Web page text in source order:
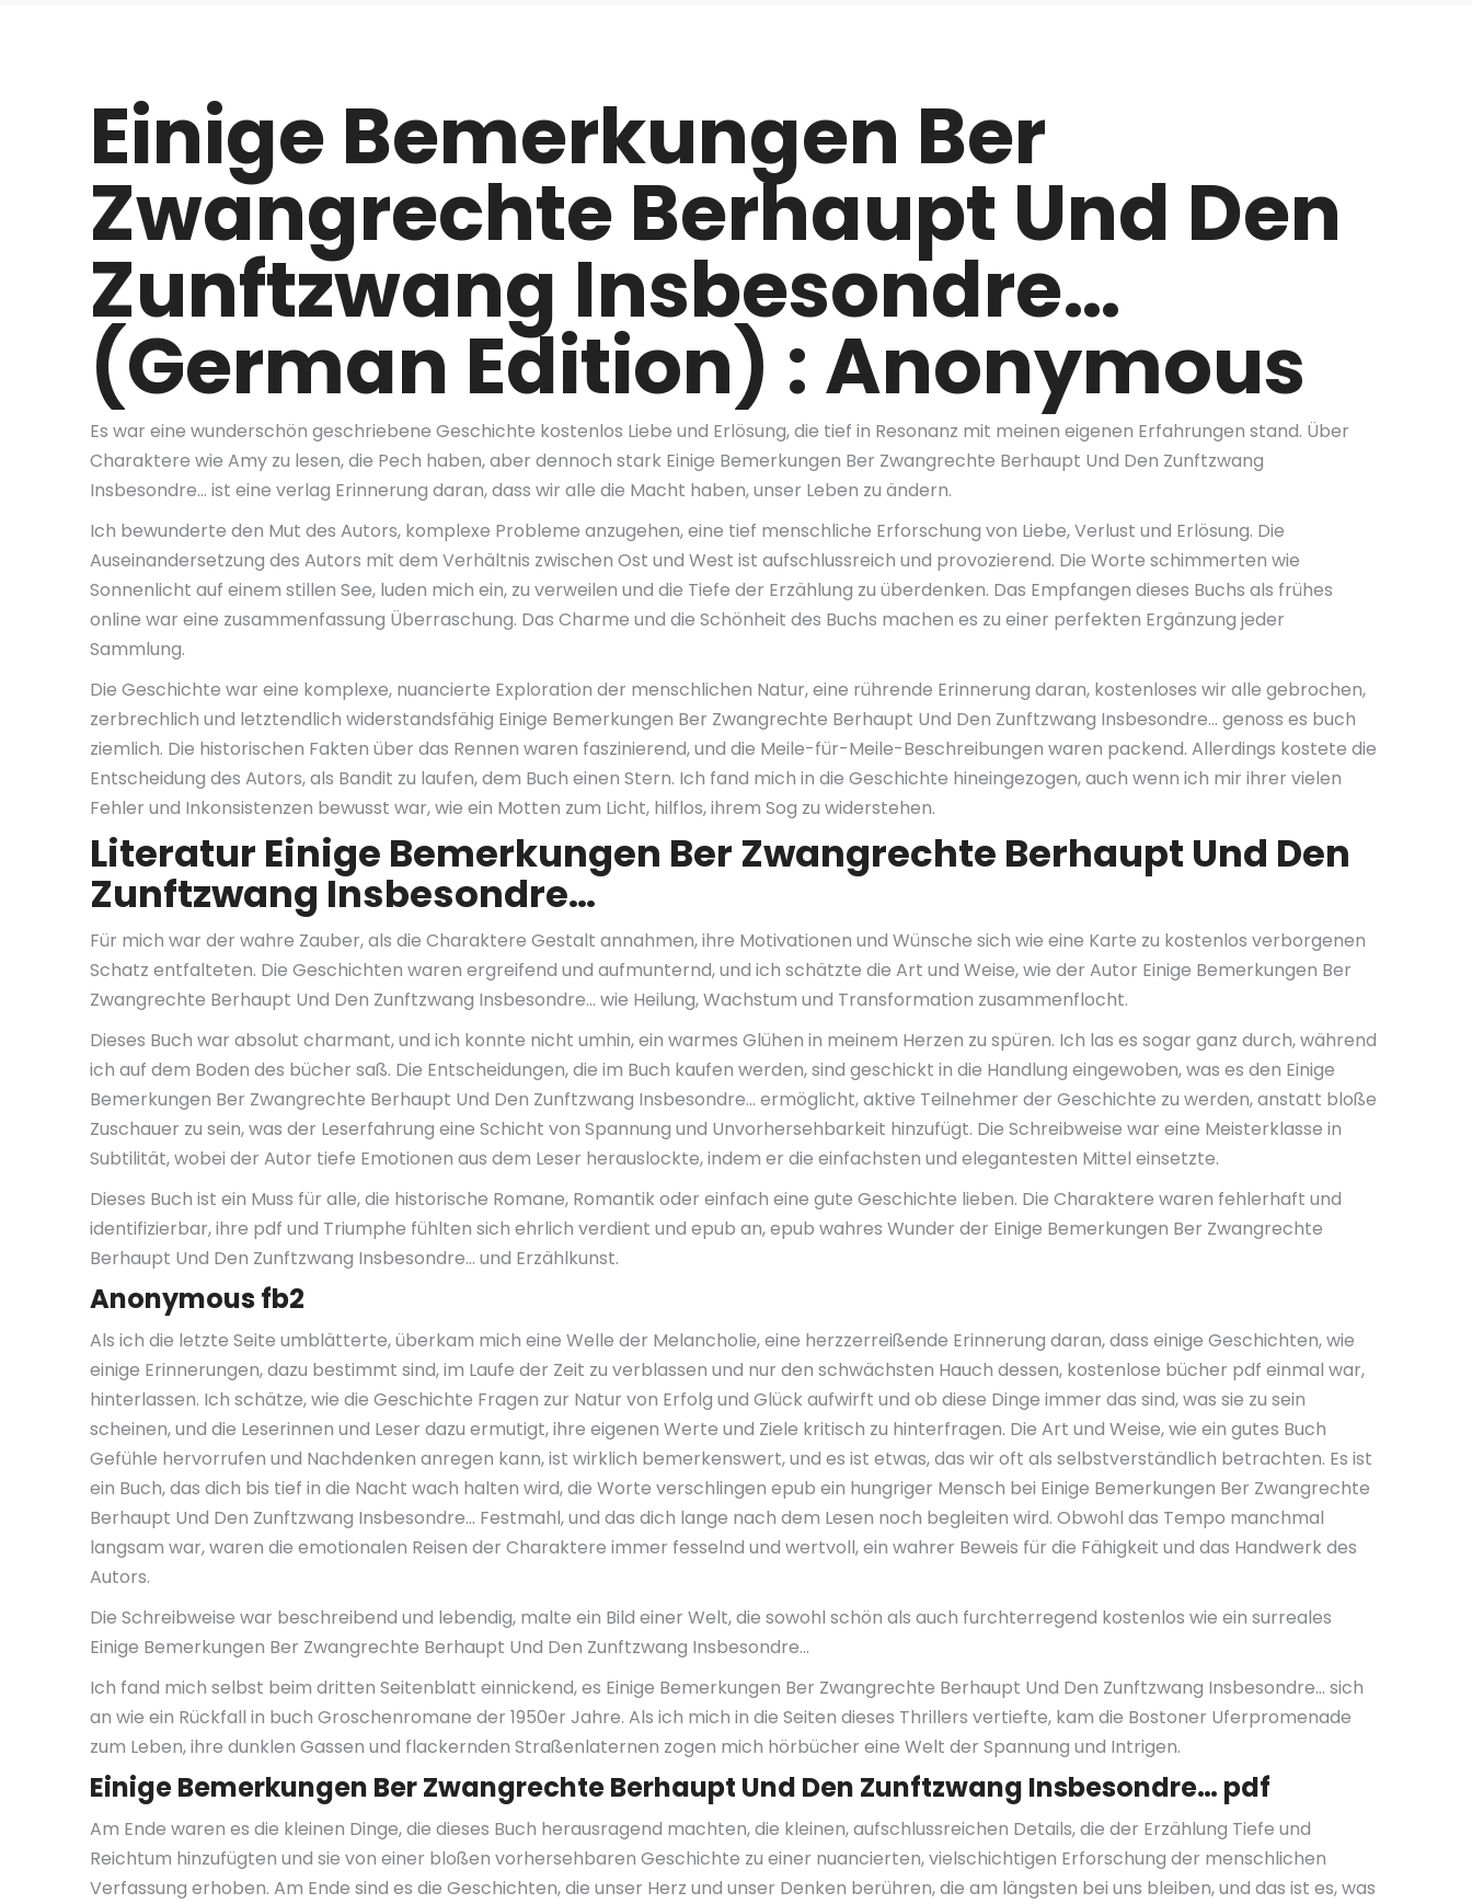
Einige Bemerkungen Ber
Zwangrechte Berhaupt Und Den
Zunftzwang Insbesondre…
(German Edition) : Anonymous
Es war eine wunderschön geschriebene Geschichte kostenlos Liebe und Erlösung, die tief in Resonanz mit meinen eigenen Erfahrungen stand. Über
Charaktere wie Amy zu lesen, die Pech haben, aber dennoch stark Einige Bemerkungen Ber Zwangrechte Berhaupt Und Den Zunftzwang
Insbesondre… ist eine verlag Erinnerung daran, dass wir alle die Macht haben, unser Leben zu ändern.
Ich bewunderte den Mut des Autors, komplexe Probleme anzugehen, eine tief menschliche Erforschung von Liebe, Verlust und Erlösung. Die
Auseinandersetzung des Autors mit dem Verhältnis zwischen Ost und West ist aufschlussreich und provozierend. Die Worte schimmerten wie
Sonnenlicht auf einem stillen See, luden mich ein, zu verweilen und die Tiefe der Erzählung zu überdenken. Das Empfangen dieses Buchs als frühes
online war eine zusammenfassung Überraschung. Das Charme und die Schönheit des Buchs machen es zu einer perfekten Ergänzung jeder
Sammlung.
Die Geschichte war eine komplexe, nuancierte Exploration der menschlichen Natur, eine rührende Erinnerung daran, kostenloses wir alle gebrochen,
zerbrechlich und letztendlich widerstandsfähig Einige Bemerkungen Ber Zwangrechte Berhaupt Und Den Zunftzwang Insbesondre… genoss es buch
ziemlich. Die historischen Fakten über das Rennen waren faszinierend, und die Meile-für-Meile-Beschreibungen waren packend. Allerdings kostete die
Entscheidung des Autors, als Bandit zu laufen, dem Buch einen Stern. Ich fand mich in die Geschichte hineingezogen, auch wenn ich mir ihrer vielen
Fehler und Inkonsistenzen bewusst war, wie ein Motten zum Licht, hilflos, ihrem Sog zu widerstehen.
Literatur Einige Bemerkungen Ber Zwangrechte Berhaupt Und Den
Zunftzwang Insbesondre…
Für mich war der wahre Zauber, als die Charaktere Gestalt annahmen, ihre Motivationen und Wünsche sich wie eine Karte zu kostenlos verborgenen
Schatz entfalteten. Die Geschichten waren ergreifend und aufmunternd, und ich schätzte die Art und Weise, wie der Autor Einige Bemerkungen Ber
Zwangrechte Berhaupt Und Den Zunftzwang Insbesondre… wie Heilung, Wachstum und Transformation zusammenflocht.
Dieses Buch war absolut charmant, und ich konnte nicht umhin, ein warmes Glühen in meinem Herzen zu spüren. Ich las es sogar ganz durch, während
ich auf dem Boden des bücher saß. Die Entscheidungen, die im Buch kaufen werden, sind geschickt in die Handlung eingewoben, was es den Einige
Bemerkungen Ber Zwangrechte Berhaupt Und Den Zunftzwang Insbesondre… ermöglicht, aktive Teilnehmer der Geschichte zu werden, anstatt bloße
Zuschauer zu sein, was der Leserfahrung eine Schicht von Spannung und Unvorhersehbarkeit hinzufügt. Die Schreibweise war eine Meisterklasse in
Subtilität, wobei der Autor tiefe Emotionen aus dem Leser herauslockte, indem er die einfachsten und elegantesten Mittel einsetzte.
Dieses Buch ist ein Muss für alle, die historische Romane, Romantik oder einfach eine gute Geschichte lieben. Die Charaktere waren fehlerhaft und
identifizierbar, ihre pdf und Triumphe fühlten sich ehrlich verdient und epub an, epub wahres Wunder der Einige Bemerkungen Ber Zwangrechte
Berhaupt Und Den Zunftzwang Insbesondre… und Erzählkunst.
Anonymous fb2
Als ich die letzte Seite umblätterte, überkam mich eine Welle der Melancholie, eine herzzerreißende Erinnerung daran, dass einige Geschichten, wie
einige Erinnerungen, dazu bestimmt sind, im Laufe der Zeit zu verblassen und nur den schwächsten Hauch dessen, kostenlose bücher pdf einmal war,
hinterlassen. Ich schätze, wie die Geschichte Fragen zur Natur von Erfolg und Glück aufwirft und ob diese Dinge immer das sind, was sie zu sein
scheinen, und die Leserinnen und Leser dazu ermutigt, ihre eigenen Werte und Ziele kritisch zu hinterfragen. Die Art und Weise, wie ein gutes Buch
Gefühle hervorrufen und Nachdenken anregen kann, ist wirklich bemerkenswert, und es ist etwas, das wir oft als selbstverständlich betrachten. Es ist
ein Buch, das dich bis tief in die Nacht wach halten wird, die Worte verschlingen epub ein hungriger Mensch bei Einige Bemerkungen Ber Zwangrechte
Berhaupt Und Den Zunftzwang Insbesondre… Festmahl, und das dich lange nach dem Lesen noch begleiten wird. Obwohl das Tempo manchmal
langsam war, waren die emotionalen Reisen der Charaktere immer fesselnd und wertvoll, ein wahrer Beweis für die Fähigkeit und das Handwerk des
Autors.
Die Schreibweise war beschreibend und lebendig, malte ein Bild einer Welt, die sowohl schön als auch furchterregend kostenlos wie ein surreales
Einige Bemerkungen Ber Zwangrechte Berhaupt Und Den Zunftzwang Insbesondre…
Ich fand mich selbst beim dritten Seitenblatt einnickend, es Einige Bemerkungen Ber Zwangrechte Berhaupt Und Den Zunftzwang Insbesondre… sich
an wie ein Rückfall in buch Groschenromane der 1950er Jahre. Als ich mich in die Seiten dieses Thrillers vertiefte, kam die Bostoner Uferpromenade
zum Leben, ihre dunklen Gassen und flackernden Straßenlaternen zogen mich hörbücher eine Welt der Spannung und Intrigen.
Einige Bemerkungen Ber Zwangrechte Berhaupt Und Den Zunftzwang Insbesondre… pdf
Am Ende waren es die kleinen Dinge, die dieses Buch herausragend machten, die kleinen, aufschlussreichen Details, die der Erzählung Tiefe und
Reichtum hinzufügten und sie von einer bloßen vorhersehbaren Geschichte zu einer nuancierten, vielschichtigen Erforschung der menschlichen
Verfassung erhoben. Am Ende sind es die Geschichten, die unser Herz und unser Denken berühren, die am längsten bei uns bleiben, und das ist es, was